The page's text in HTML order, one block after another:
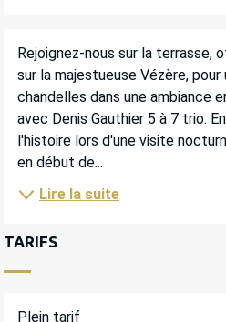
DESCRIPTION
Rejoignez-nous sur la terrasse,
sur la majestueuse Vézère, pour
chandelles dans une ambiance
avec Denis Gauthier 5 à 7 trio.
l'histoire lors d'une visite
en début de...
Lire la suite
TARIFS
Plein tarif